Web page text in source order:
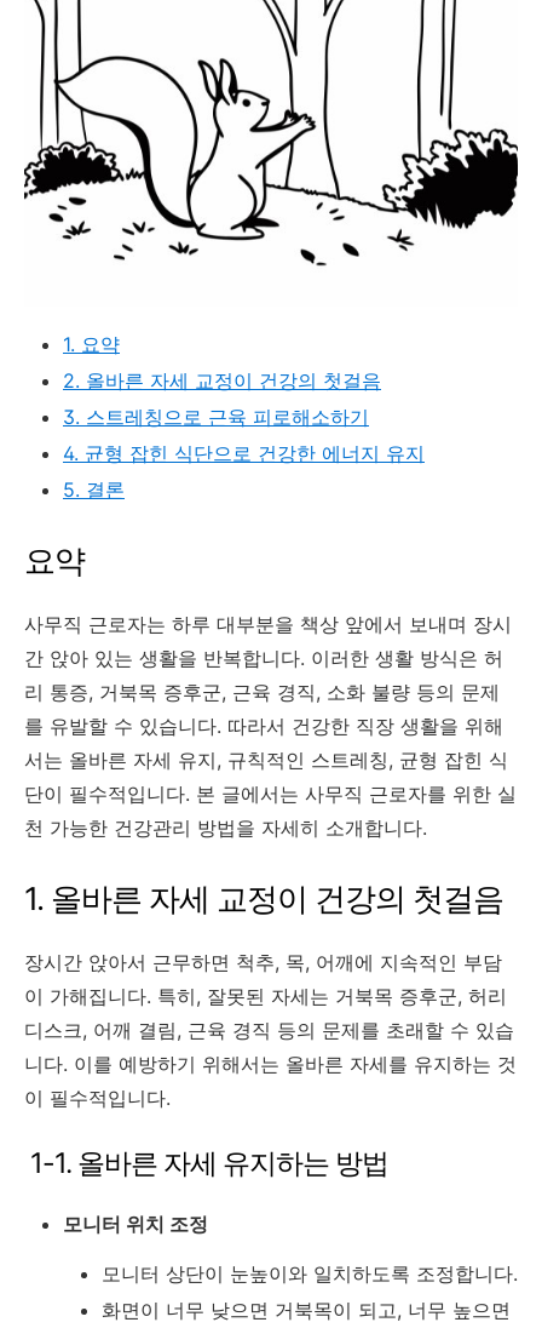
1. 요약
2. 올바른 자세 교정이 건강의 첫걸음
3. 스트레칭으로 근육 피로해소하기
4. 균형 잡힌 식단으로 건강한 에너지 유지
5. 결론
요약
사무직 근로자는 하루 대부분을 책상 앞에서 보내며 장시
간 앉아 있는 생활을 반복합니다. 이러한 생활 방식은 허
리 통증, 거북목 증후군, 근육 경직, 소화 불량 등의 문제
를 유발할 수 있습니다. 따라서 건강한 직장 생활을 위해
서는 올바른 자세 유지, 규칙적인 스트레칭, 균형 잡힌 식
단이 필수적입니다. 본 글에서는 사무직 근로자를 위한 실
천 가능한 건강관리 방법을 자세히 소개합니다.
1. 올바른 자세 교정이 건강의 첫걸음
장시간 앉아서 근무하면 척추, 목, 어깨에 지속적인 부담
이 가해집니다. 특히, 잘못된 자세는 거북목 증후군, 허리
디스크, 어깨 결림, 근육 경직 등의 문제를 초래할 수 있습
니다. 이를 예방하기 위해서는 올바른 자세를 유지하는 것
이 필수적입니다.
1-1. 올바른 자세 유지하는 방법
모니터 위치 조정
모니터 상단이 눈높이와 일치하도록 조정합니다.
화면이 너무 낮으면 거북목이 되고, 너무 높으면